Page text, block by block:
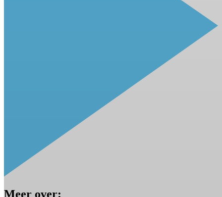
Meer over: